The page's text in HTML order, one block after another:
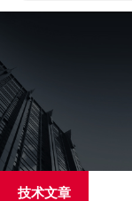
技术文章